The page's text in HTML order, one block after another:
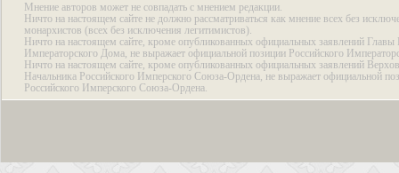
Мнение авторов может не совпадать с мнением редакции.
Ничто на настоящем сайте не должно рассматриваться как мнение всех без
монархистов (всех без исключения легитимистов).
Ничто на настоящем сайте, кроме опубликованных официальных заявлений Главы
Императорского Дома, не выражает официальной позиции Российского
Ничто на настоящем сайте, кроме опубликованных официальных заявлений
Начальника Российского Имперского Союза-Ордена, не выражает официальной
Российского Имперского Союза-Ордена.